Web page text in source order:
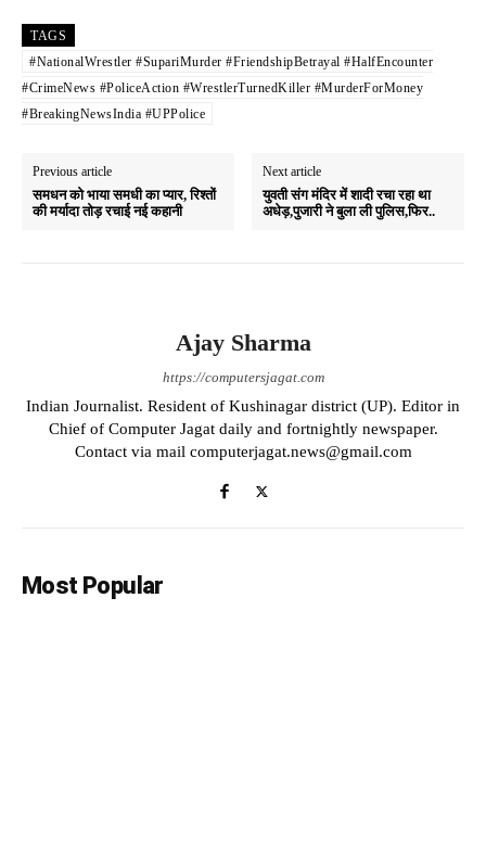
ts
A
pp
ok
a
m
TAGS
#NationalWrestler #SupariMurder #FriendshipBetrayal #HalfEncounter
#CrimeNews #PoliceAction #WrestlerTurnedKiller #MurderForMoney
#BreakingNewsIndia #UPPolice
Previous article
समधन को भाया समधी का प्यार, रिश्तों
की मर्यादा तोड़ रचाई नई कहानी
Next article
युवती संग मंदिर में शादी रचा रहा था
अधेड़,पुजारी ने बुला ली पुलिस,फिर..
Ajay Sharma
https://computersjagat.com
Indian Journalist. Resident of Kushinagar district (UP). Editor in
Chief of Computer Jagat daily and fortnightly newspaper.
Contact via mail computerjagat.news@gmail.com
Most Popular